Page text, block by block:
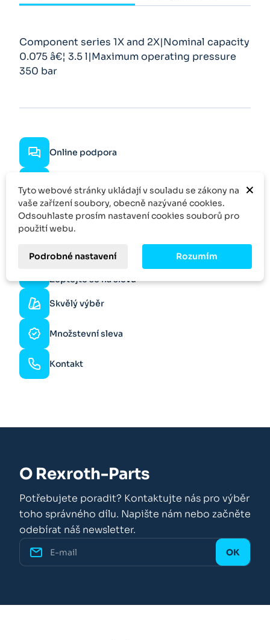
Component series 1X and 2X|Nominal capacity
0.075 â€¦ 3.5 l|Maximum operating pressure
350 bar
Online podpora
Rychlá odezva
Zeptejte se na slevu
Skvělý výběr
Množstevní sleva
Kontakt
O Rexroth-Parts
Potřebujete poradit? Kontaktujte nás pro výběr
toho správného dílu. Napište nám nebo začněte
odebírat náš newsletter.
×
Tyto webové stránky ukládají v souladu se zákony na
vaše zařízení soubory, obecně nazývané cookies.
Odsouhlaste prosím nastavení cookies souborů pro
použití webu.
Podrobné nastavení Rozumím